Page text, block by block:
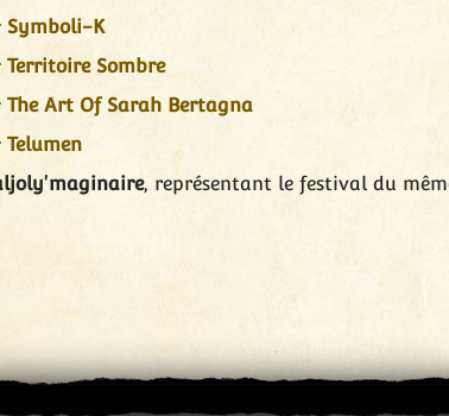
Symboli-K
Territoire Sombre
The Art Of Sarah Bertagna
Telumen
, représentant le festival du